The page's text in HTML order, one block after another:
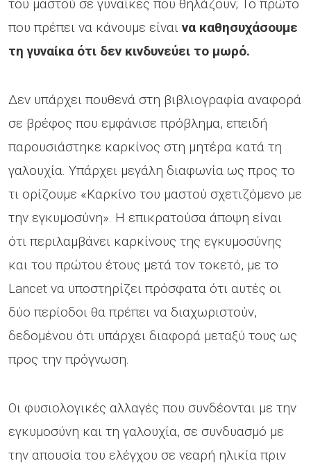
του μαστού σε γυναίκες που θηλάζουν; Το πρώτο
που πρέπει να κάνουμε είναι να καθησυχάσουμε
τη γυναίκα ότι δεν κινδυνεύει το μωρό.
Δεν υπάρχει πουθενά στη βιβλιογραφία αναφορά
σε βρέφος που εμφάνισε πρόβλημα, επειδή
παρουσιάστηκε καρκίνος στη μητέρα κατά τη
γαλουχία. Υπάρχει μεγάλη διαφωνία ως προς το
τι ορίζουμε «Καρκίνο του μαστού σχετιζόμενο με
την εγκυμοσύνη». Η επικρατούσα άποψη είναι
ότι περιλαμβάνει καρκίνους της εγκυμοσύνης
και του πρώτου έτους μετά τον τοκετό, με το
Lancet να υποστηρίζει πρόσφατα ότι αυτές οι
δύο περίοδοι θα πρέπει να διαχωριστούν,
δεδομένου ότι υπάρχει διαφορά μεταξύ τους ως
προς την πρόγνωση.
Οι φυσιολογικές αλλαγές που συνδέονται με την
εγκυμοσύνη και τη γαλουχία, σε συνδυασμό με
την απουσία του ελέγχου σε νεαρή ηλικία πριν